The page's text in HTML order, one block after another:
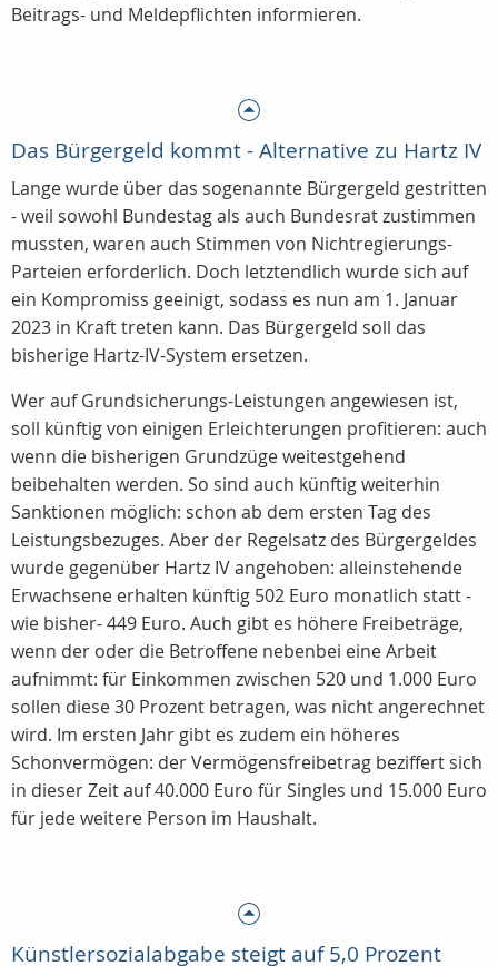
Beitrags- und Meldepflichten informieren.
Das Bürgergeld kommt - Alternative zu Hartz IV
Lange wurde über das sogenannte Bürgergeld gestritten
- weil sowohl Bundestag als auch Bundesrat zustimmen
mussten, waren auch Stimmen von Nichtregierungs-
Parteien erforderlich. Doch letztendlich wurde sich auf
ein Kompromiss geeinigt, sodass es nun am 1. Januar
2023 in Kraft treten kann. Das Bürgergeld soll das
bisherige Hartz-IV-System ersetzen.
Wer auf Grundsicherungs-Leistungen angewiesen ist,
soll künftig von einigen Erleichterungen profitieren: auch
wenn die bisherigen Grundzüge weitestgehend
beibehalten werden. So sind auch künftig weiterhin
Sanktionen möglich: schon ab dem ersten Tag des
Leistungsbezuges. Aber der Regelsatz des Bürgergeldes
wurde gegenüber Hartz IV angehoben: alleinstehende
Erwachsene erhalten künftig 502 Euro monatlich statt -
wie bisher- 449 Euro. Auch gibt es höhere Freibeträge,
wenn der oder die Betroffene nebenbei eine Arbeit
aufnimmt: für Einkommen zwischen 520 und 1.000 Euro
sollen diese 30 Prozent betragen, was nicht angerechnet
wird. Im ersten Jahr gibt es zudem ein höheres
Schonvermögen: der Vermögensfreibetrag beziffert sich
in dieser Zeit auf 40.000 Euro für Singles und 15.000 Euro
für jede weitere Person im Haushalt.
Künstlersozialabgabe steigt auf 5,0 Prozent